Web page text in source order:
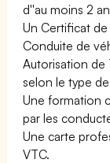
d''au moins 2
Un Certificat
Conduite de
Autorisation de
selon le type
Une formation
par les
Une carte
VTC.